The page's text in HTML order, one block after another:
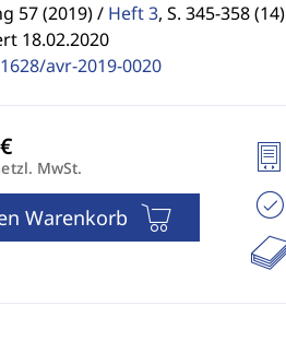
57 (2019) / Heft 3, S. 345-358 (14)
18.02.2020
avr-2019-0020
MwSt.
Warenkorb